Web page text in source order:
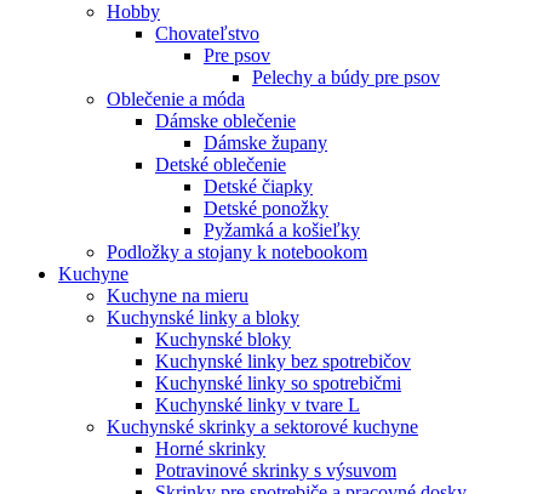
Hobby
Chovateľstvo
Pre psov
Pelechy a búdy pre psov
Oblečenie a móda
Dámske oblečenie
Dámske župany
Detské oblečenie
Detské čiapky
Detské ponožky
Pyžamká a košieľky
Podložky a stojany k notebookom
Kuchyne
Kuchyne na mieru
Kuchynské linky a bloky
Kuchynské bloky
Kuchynské linky bez spotrebičov
Kuchynské linky so spotrebičmi
Kuchynské linky v tvare L
Kuchynské skrinky a sektorové kuchyne
Horné skrinky
Potravinové skrinky s výsuvom